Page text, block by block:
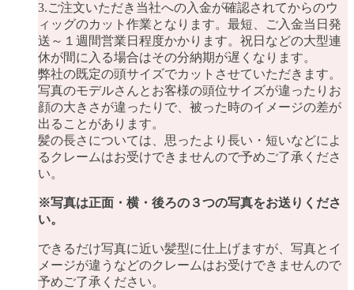
3.ご注文いただき当社への入金が確認されてからのウ
ィッグのカット作業となります。最短、ご入金当日発
送～１週間営業日程度かかります。祝日などの大型連
休が間に入る場合はその分納期が遅くなります。
弊社の既定の頭サイズでカットさせていただきます。
写真のモデルさんとお客様の頭位サイズが違ったりお
顔の大きさが違ったりで、被った時のイメージの差が
出ることがあります。
髪の長さについては、思ったより長い・短いなどによ
るクレームはお受けできませんので予めご了承くださ
い。
※写真は正面・横・後ろの３つの写真をお送りくださ
い。
できるだけ写真に近い髪型に仕上げますが、写真とイ
メージが違うなどのクレームはお受けできませんので
予めご了承ください。